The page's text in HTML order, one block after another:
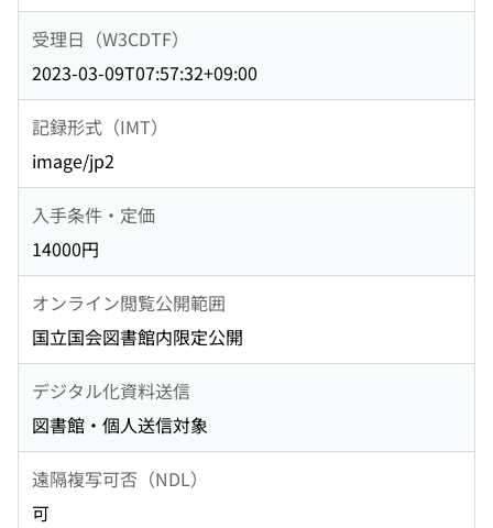
受理日（W3CDTF）
2023-03-09T07:57:32+09:00
記録形式（IMT）
image/jp2
入手条件・定価
14000円
オンライン閲覧公開範囲
国立国会図書館内限定公開
デジタル化資料送信
図書館・個人送信対象
遠隔複写可否（NDL）
可